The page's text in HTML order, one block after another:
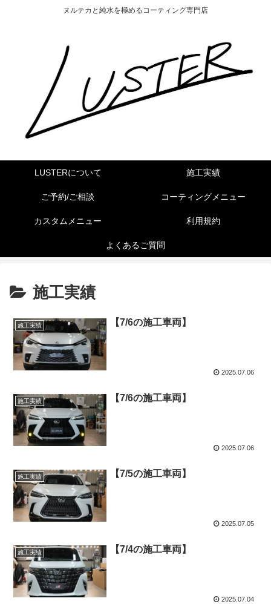
ヌルテカと純水を極めるコーティング専門店
LUSTERについて 施工実績
ご予約/ご相談 コーティングメニュー
カスタムメニュー 利用規約
よくあるご質問
施工実績
施工実績 【7/6の施工車両】
2025.07.06
施工実績 【7/6の施工車両】
2025.07.06
施工実績 【7/5の施工車両】
2025.07.05
施工実績 【7/4の施工車両】
2025.07.04